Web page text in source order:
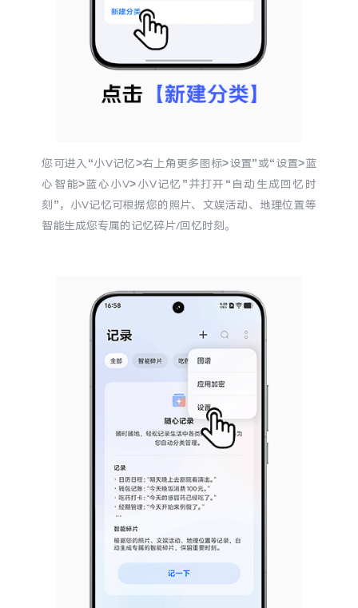
您可进入“小V记忆>右上角更多图标>设置”或“设置>蓝
心智能>蓝心小V>小V记忆”并打开“自动生成回忆时
刻”，小V记忆可根据您的照片、文娱活动、地理位置等
智能生成您专属的记忆碎片/回忆时刻。